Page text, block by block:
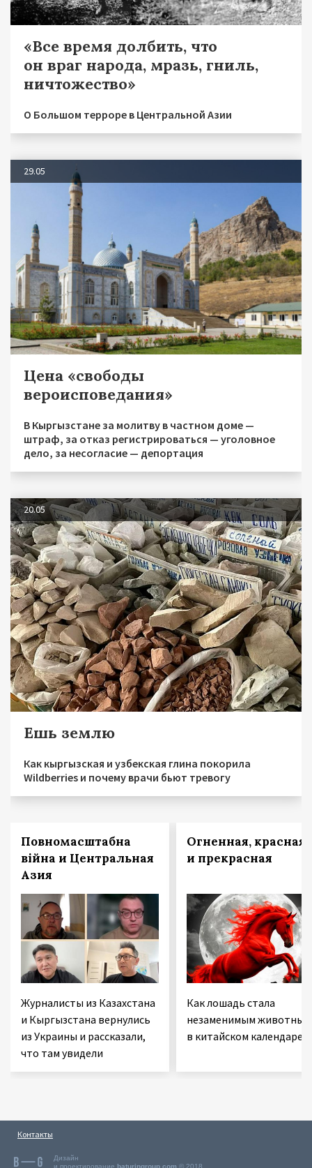
«Все время долбить, что
он враг народа, мразь, гниль,
ничтожество»
О Большом терроре в Центральной Азии
29.05
Цена «свободы
вероисповедания»
В Кыргызстане за молитву в частном доме —
штраф, за отказ регистрироваться — уголовное
дело, за несогласие — депортация
20.05
Ешь землю
Как кыргызская и узбекская глина покорила
Wildberries и почему врачи бьют тревогу
Повномасштабна
війна и Центральная
Азия
Журналисты из Казахстана
и Кыргызстана вернулись
из Украины и рассказали,
что там увидели
Огненная, красная
и прекрасная
Как лошадь стала
незаменимым животным
в китайском календаре
Контакты
Дизайн
и проектирование baturingroup.com © 2018